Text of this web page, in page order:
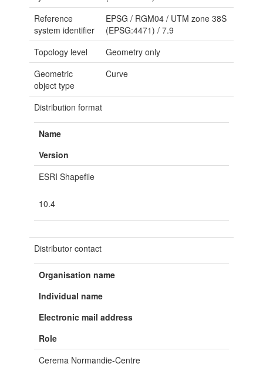
Reference
system identifier
EPSG / RGM04 / UTM zone 38S
(EPSG:4471) / 7.9
Topology level
Geometry only
Geometric
object type
Curve
Distribution format
Name
Version
ESRI Shapefile
10.4
Distributor contact
Organisation name
Individual name
Electronic mail address
Role
Cerema Normandie-Centre